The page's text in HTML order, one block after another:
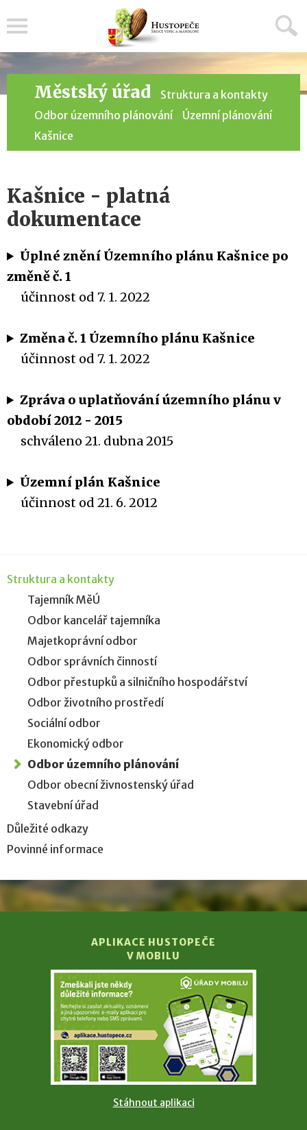
Městský úřad
Struktura a kontakty
Odbor územního plánování
Územní plánování
Kašnice
Kašnice - platná
dokumentace
Úplné znění Územního plánu Kašnice po
změně č. 1
účinnost od 7. 1. 2022
Změna č. 1 Územního plánu Kašnice
účinnost od 7. 1. 2022
Zpráva o uplatňování územního plánu v
období 2012 - 2015
schváleno 21. dubna 2015
Územní plán Kašnice
účinnost od 21. 6. 2012
Struktura a kontakty
Tajemník MěÚ
Odbor kancelář tajemníka
Majetkoprávní odbor
Odbor správních činností
Odbor přestupků a silničního hospodářství
Odbor životního prostředí
Sociální odbor
Ekonomický odbor
Odbor územního plánování
Odbor obecní živnostenský úřad
Stavební úřad
Důležité odkazy
Povinné informace
APLIKACE HUSTOPEČE
V MOBILU
Stáhnout aplikaci